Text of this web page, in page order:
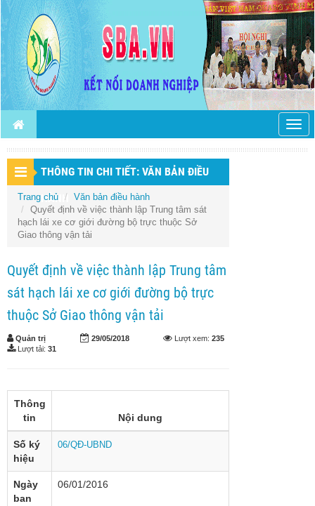
THÔNG TIN CHI TIẾT: VĂN BẢN ĐIỀU
HÀNH
Trang chủ
Văn bản điều hành
Quyết định về việc thành lập Trung tâm sát
hạch lái xe cơ giới đường bộ trực thuộc Sở
Giao thông vận tải
Quyết định về việc thành lập Trung tâm
sát hạch lái xe cơ giới đường bộ trực
thuộc Sở Giao thông vận tải
Quản trị 29/05/2018 Lượt xem: 235
Lượt tải: 31
Thông
tin
Nội dung
Số ký
hiệu
06/QĐ-UBND
Ngày
ban
06/01/2016